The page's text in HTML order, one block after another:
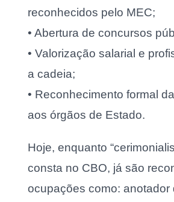
reconhecidos pelo MEC;
• Abertura de concursos
• Valorização salarial e
a cadeia;
• Reconhecimento formal
aos órgãos de Estado.
Hoje, enquanto
consta no CBO, já são
ocupações como: anotador